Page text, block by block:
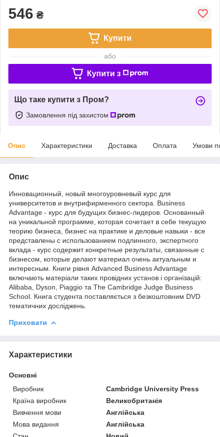
546 ₴
Купити
або
Купити з
Що таке купити з Пром?
Замовлення під захистом
Опис Характеристики Доставка Оплата Умови
Опис
Инновационный, новый многоуровневый курс для
университетов и внутрифирменного сектора. Business
Advantage - курс для будущих бизнес-лидеров. Основанный
на уникальной программе, которая сочетает в себе текущую
теорию бизнеса, бизнес на практике и деловые навыки - все
представлены с использованием подлинного, экспертного
вклада - курс содержит конкретные результаты, связанные с
бизнесом, которые делают материал очень актуальным и
интересным. Книги рівня Advanced Business Advantage
включають матеріали таких провідних установ і організацій:
Alibaba, Dyson, Piaggio та The Cambridge Judge Business
School. Книга студента поставляється з безкоштовним DVD
тематичних досліджень.
Приховати
Характеристики
Основні
Виробник
Cambridge University Press
Країна виробник
Великобританія
Вивчення мови
Англійська
Мова видання
Англійська